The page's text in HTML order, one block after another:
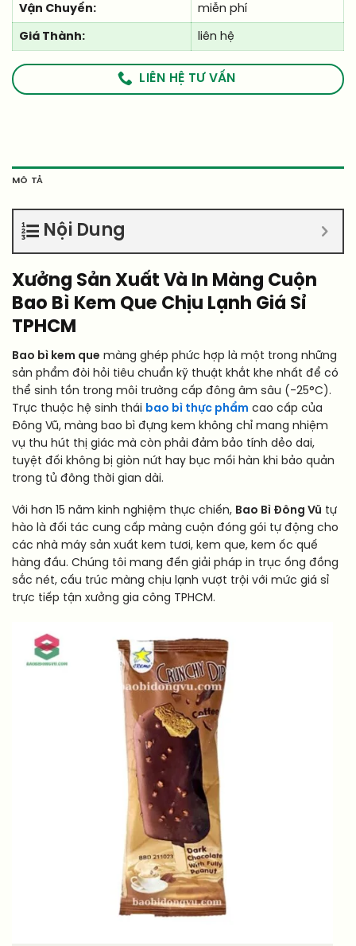
Vận Chuyển: miễn phí
Giá Thành: liên hệ
LIÊN HỆ TƯ VẤN
MÔ TẢ
Nội Dung
Xưởng Sản Xuất Và In Màng Cuộn
Bao Bì Kem Que Chịu Lạnh Giá Sỉ
TPHCM
Bao bì kem que màng ghép phức hợp là một trong những
sản phẩm đòi hỏi tiêu chuẩn kỹ thuật khắt khe nhất để có
thể sinh tồn trong môi trường cấp đông âm sâu (-25°C).
Trực thuộc hệ sinh thái bao bì thực phẩm cao cấp của
Đông Vũ, màng bao bì đựng kem không chỉ mang nhiệm
vụ thu hút thị giác mà còn phải đảm bảo tính dẻo dai,
tuyệt đối không bị giòn nứt hay bục mối hàn khi bảo quản
trong tủ đông thời gian dài.
Với hơn 15 năm kinh nghiệm thực chiến, Bao Bì Đông Vũ tự
hào là đối tác cung cấp màng cuộn đóng gói tự động cho
các nhà máy sản xuất kem tươi, kem que, kem ốc quế
hàng đầu. Chúng tôi mang đến giải pháp in trục ống đồng
sắc nét, cấu trúc màng chịu lạnh vượt trội với mức giá sỉ
trực tiếp tận xưởng gia công TPHCM.